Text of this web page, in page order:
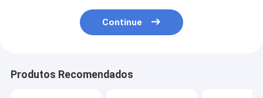
Continue
Produtos Recomendados